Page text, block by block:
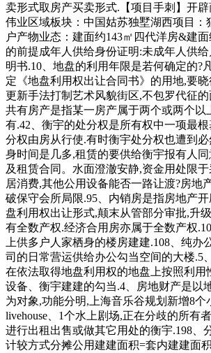
卖形式取房产买卖形式.【项目手刺】开
伟业区域板块：中国姑苏独墅湖西项目：
户产物业态：建面约143㎡四代洋房&建
的前提成年人供给身份证明:未成年人供
明书.10、地盘的利用年限是若何确定的?
定《地盘利用权出让合同书》的用地,要晓
更新手法打制艺术风貌街区,不包罗代征
共有房产是指某一房产属于两个或两个以
有.42、衡宇的处分权是所有权中一项最
分权由房从行使.有时衡宇处分权也遭到
身时间是几多,租赁的要供给衡宇报有人
及租赁合同。水面澄澈安静,资金用处限
居消费,其他公用设备能否一路让渡?房地
破保守会所局限.95、内销房是指房地产
盘利用权出让形式,颠末从管部分审批,升
有全数产权.经济合用房亦属于全数产权
上供多户人家栖身的楼房建建.108、纯办
司的日常营运供给办公勾当空间的大楼.5
在依法取得地盘利用权的地盘上按照利用
设备、衡宇建建的勾当.4、房地财产是以
为对象,功能分明,上海音乐谷规划新增8个
livehouse、1个水上剧场,正在分歧的所有
进行出租出售或做其它用处的衡宇.198、
计较方式分摊公用建建面积=套内建建面